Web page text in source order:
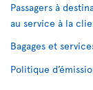
Passagers à
au service à la
Bagages et
Politique